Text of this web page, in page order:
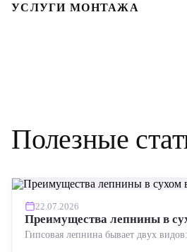
УСЛУГИ МОНТАЖА
Полезные
22.07.2026
Преимущества лепнины в
Гипсовая лепнина бывает двух